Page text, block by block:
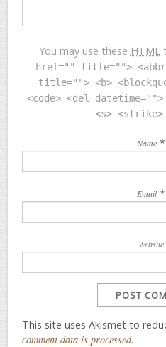
You may use these HTML
href="" title="">
title=""> <b>
<code> <del
<s> <strike>
Name *
Email *
Website
This site uses Akismet to
comment data is processed.